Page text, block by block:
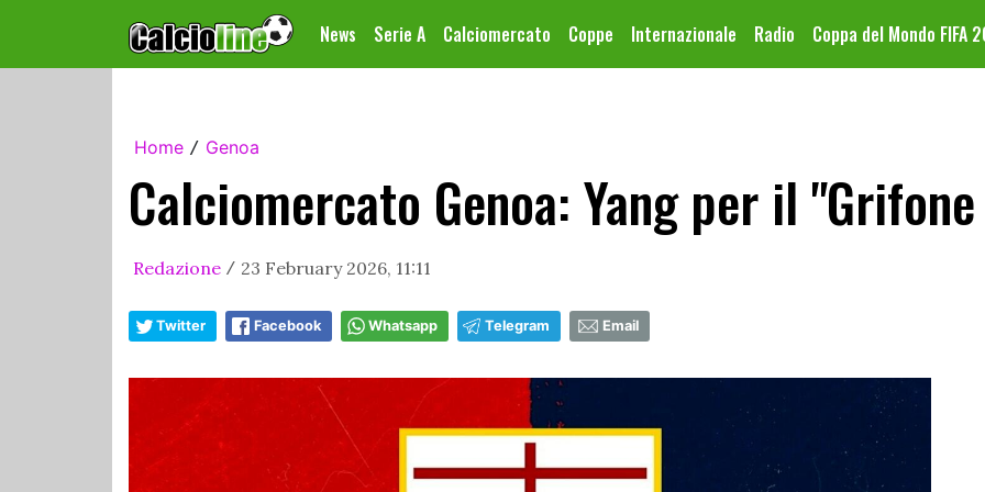
News Serie A Calciomercato Coppe Internazionale Radio Coppa del Mondo FIFA
Home / Genoa
Calciomercato Genoa: Yang per il "Grifone
Redazione / 23 February 2026, 11:11
Twitter Facebook Whatsapp Telegram Email